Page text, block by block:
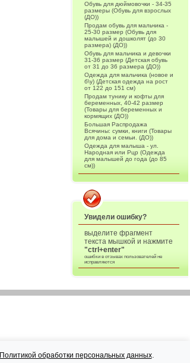
Обувь для дюймовочки - 34-35
размеры (Обувь для взрослых
(ДО))
Продам обувь для мальчика -
25-30 размер (Обувь для
малышей и дошколят (до 30
размера) (ДО))
Обувь для мальчика и девочки
31-36 размер (Детская обувь
от 31 до 36 размера (ДО))
Одежда для мальчика (новое и
б\у) (Детская одежда на рост
от 122 до 151 см)
Продам тунику и кофты для
беременных, 40-42 размер
(Товары для беременных и
кормящих (ДО))
Большая Распродажа
Всячины: сумки, книги (Товары
для дома и семьи. (ДО))
Одежда для малыша - ул.
Народная или Рцр (Одежда
для малышей до года (до 85
см))
Увидели ошибку?
выделите фрагмент
текста мышкой и нажмите
"ctrl+enter"
ошибки в отзывах пользователей не
исправляются
Политикой обработки персональных данных.